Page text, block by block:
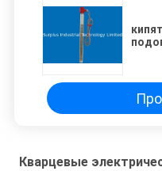
Кварцевые